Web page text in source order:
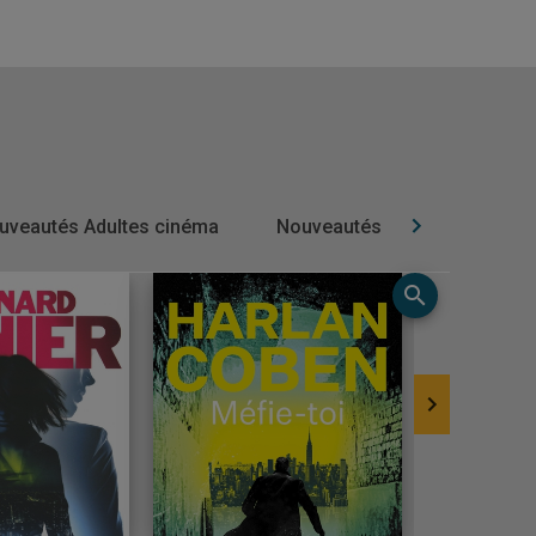
Adultes cinéma Nouveautés Adultes musique
search